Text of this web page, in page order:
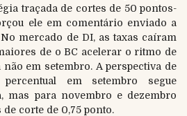
traçada de cortes de 50 pontos-
ele em comentário enviado a
mercado de DI, as taxas caíram
de o BC acelerar o ritmo de
em setembro. A perspectiva de
em setembro segue
mas para novembro e dezembro
corte de 0,75 ponto.